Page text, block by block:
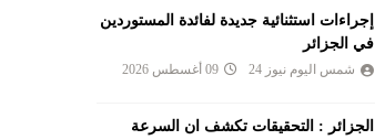
إجراءات استثنائية جديدة لفائدة المستوردين
في الجزائر
شمس اليوم نيوز 24 09 أغسطس 2026
الجزائر : التحقيقات تكشف ان السرعة